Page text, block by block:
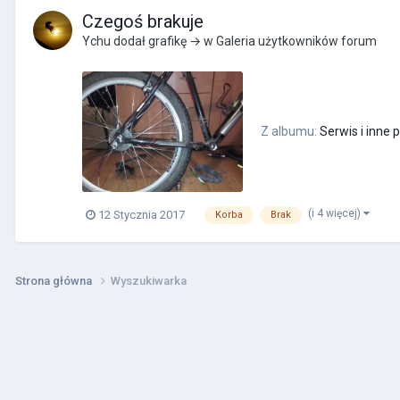
Czegoś brakuje
Ychu dodał grafikę → w Galeria użytkowników forum
Z albumu: Serwis i inne
12 Stycznia 2017 Korba Brak (i 4 więcej)
Strona główna Wyszukiwarka